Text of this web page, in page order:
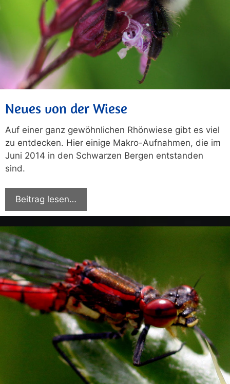
Neues von der Wiese
Auf einer ganz gewöhnlichen Rhönwiese gibt es viel
zu entdecken. Hier einige Makro-Aufnahmen, die im
Juni 2014 in den Schwarzen Bergen entstanden
sind.
Beitrag lesen…